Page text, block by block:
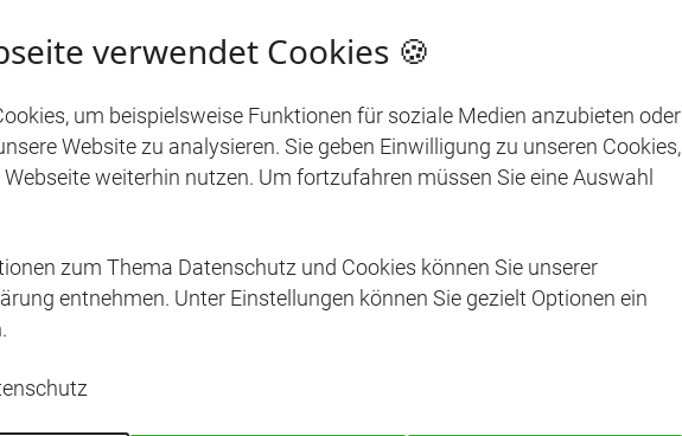
Hier
-
verwendet Cookies 🍪
um beispielsweise Funktionen für soziale Medien anzubieten oder
Website zu analysieren. Sie geben Einwilligung zu unseren Cookies,
weiterhin nutzen. Um fortzufahren müssen Sie eine Auswahl
zum Thema Datenschutz und Cookies können Sie unserer
entnehmen. Unter Einstellungen können Sie gezielt Optionen ein